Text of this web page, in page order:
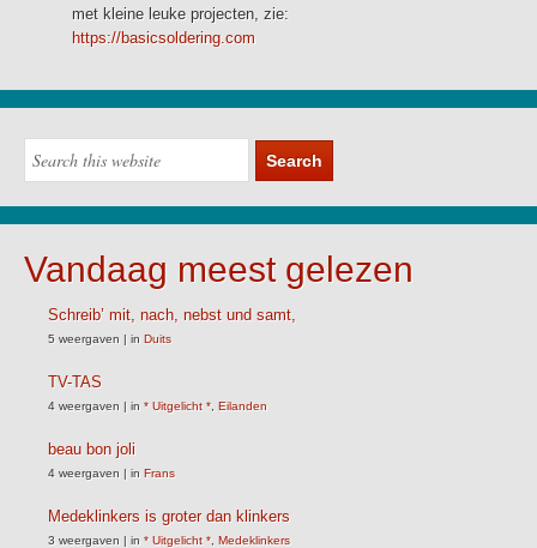
met kleine leuke projecten, zie:
https://basicsoldering.com
Vandaag meest gelezen
Schreib’ mit, nach, nebst und samt,
5 weergaven | in Duits
TV-TAS
4 weergaven | in * Uitgelicht * Eilanden
beau bon joli
4 weergaven | in Frans
Medeklinkers is groter dan klinkers
3 weergaven | in * Uitgelicht * Medeklinkers